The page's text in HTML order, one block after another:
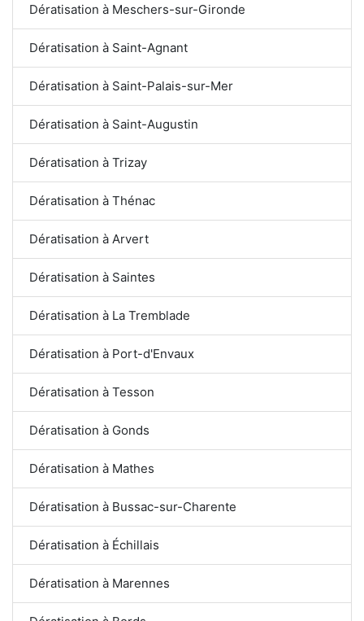
Dératisation à Meschers-sur-Gironde
Dératisation à Saint-Agnant
Dératisation à Saint-Palais-sur-Mer
Dératisation à Saint-Augustin
Dératisation à Trizay
Dératisation à Thénac
Dératisation à Arvert
Dératisation à Saintes
Dératisation à La Tremblade
Dératisation à Port-d'Envaux
Dératisation à Tesson
Dératisation à Gonds
Dératisation à Mathes
Dératisation à Bussac-sur-Charente
Dératisation à Échillais
Dératisation à Marennes